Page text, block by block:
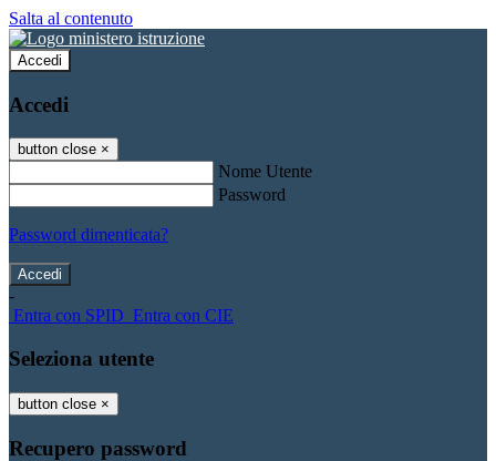
Salta al contenuto
Accedi
Accedi
button close ×
Nome Utente
Password
Password dimenticata?
-
Entra con SPID Entra con CIE
Seleziona utente
button close ×
Recupero password